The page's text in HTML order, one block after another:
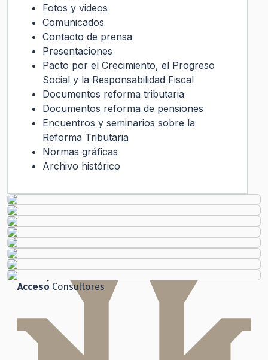
Fotos y videos
Comunicados
Contacto de prensa
Presentaciones
Pacto por el Crecimiento, el Progreso
Social y la Responsabilidad Fiscal
Documentos reforma tributaria
Documentos reforma de pensiones
Encuentros y seminarios sobre la
Reforma Tributaria
Normas gráficas
Archivo histórico
Ley de Transparencia
Histórico
Ley del Lobby
Ley de Transparencia
Acceso Consultores